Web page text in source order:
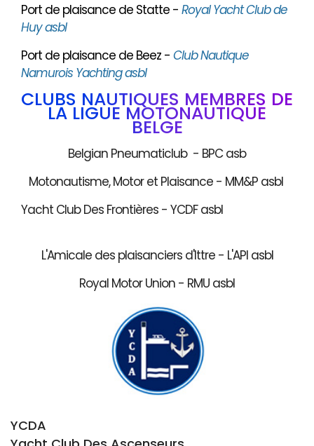
Port de plaisance de Statte - Royal Yacht Club de
Huy asbl
Port de plaisance de Beez - Club Nautique
Namurois Yachting asbl
CLUBS NAUTIQUES MEMBRES DE
LA LIGUE MOTONAUTIQUE
BELGE
Belgian Pneumaticlub - BPC asb
Motonautisme, Motor et Plaisance - MM&P asbl
Yacht Club Des Frontières - YCDF asbl
L'Amicale des plaisanciers d'Ittre - L'API asbl
Royal Motor Union - RMU asbl
YCDA